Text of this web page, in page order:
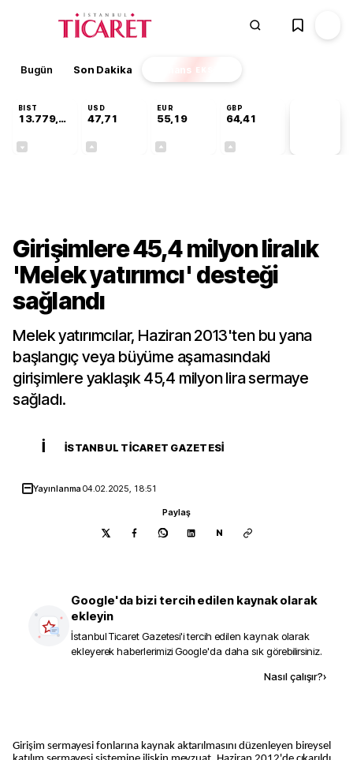
Bugün Son Dakika Finans EKSTRA
BIST
13.779,39
USD
47,71
EUR
55,19
GBP
64,41
Girişimlere 45,4 milyon liralık
'Melek yatırımcı' desteği
sağlandı
Melek yatırımcılar, Haziran 2013'ten bu yana
başlangıç veya büyüme aşamasındaki
girişimlere yaklaşık 45,4 milyon lira sermaye
sağladı.
İ İSTANBUL TICARET GAZETESI
Yayınlanma04.02.2025, 18:51
Paylaş
N
Google'da bizi tercih edilen kaynak olarak
ekleyin
İstanbul Ticaret Gazetesi'i tercih edilen kaynak olarak
ekleyerek haberlerimizi Google'da daha sık görebilirsiniz.
Nasıl çalışır?›
Girişim sermayesi fonlarına kaynak aktarılmasını düzenleyen bireysel